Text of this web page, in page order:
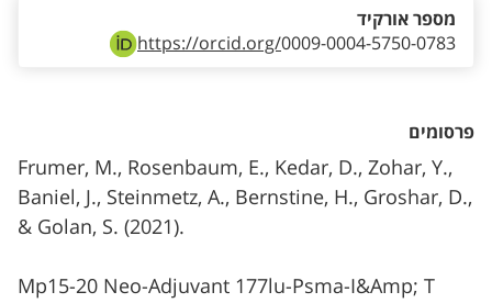
https://orcid.org/0009-0004-5750-0783
מספר אורקיד
פרסומים
Frumer, M., Rosenbaum, E., Kedar, D., Zohar, Y.,
Baniel, J., Steinmetz, A., Bernstine, H., Groshar, D.,
& Golan, S. (2021).
Mp15-20 Neo-Adjuvant 177lu-Psma-I&Amp; T